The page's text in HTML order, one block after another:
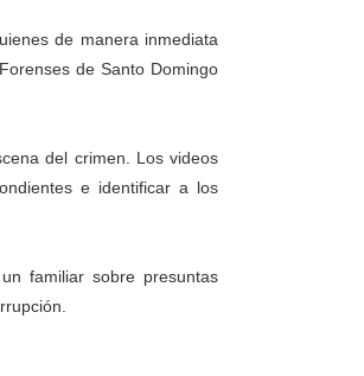
de manera inmediata
de Santo Domingo
del crimen. Los videos
e identificar a los
familiar sobre presuntas